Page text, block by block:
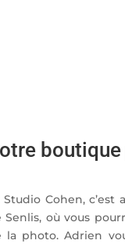
Studio Cohen,
Senlis, où vous
la photo. Adrien